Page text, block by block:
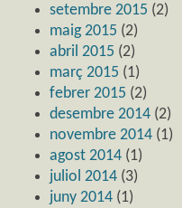
setembre 2015 (2)
maig 2015 (2)
abril 2015 (2)
març 2015 (1)
febrer 2015 (2)
desembre 2014 (2)
novembre 2014 (1)
agost 2014 (1)
juliol 2014 (3)
juny 2014 (1)